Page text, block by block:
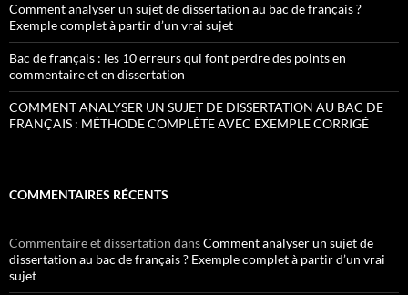
Comment analyser un sujet de dissertation au bac de français ?
Exemple complet à partir d’un vrai sujet
Bac de français : les 10 erreurs qui font perdre des points en
commentaire et en dissertation
COMMENT ANALYSER UN SUJET DE DISSERTATION AU BAC DE
FRANÇAIS : MÉTHODE COMPLÈTE AVEC EXEMPLE CORRIGÉ
COMMENTAIRES RÉCENTS
Commentaire et dissertation dansComment analyser un sujet de
dissertation au bac de français ? Exemple complet à partir d’un vrai
sujet